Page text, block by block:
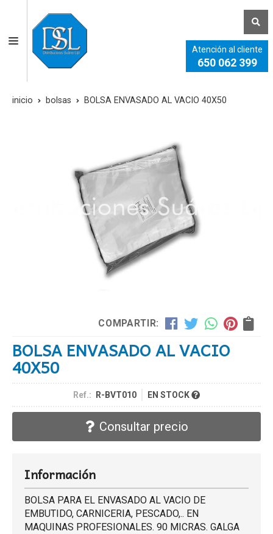
Atención al cliente
650 062 399
inicio bolsas BOLSA ENVASADO AL VACIO 40X50
COMPARTIR:
BOLSA ENVASADO AL VACIO
40X50
Ref.: R-BVT010 EN STOCK
Consultar precio
Información
BOLSA PARA EL ENVASADO AL VACIO DE
EMBUTIDO, CARNICERIA, PESCADO,.. EN
MAQUINAS PROFESIONALES. 90 MICRAS. GALGA